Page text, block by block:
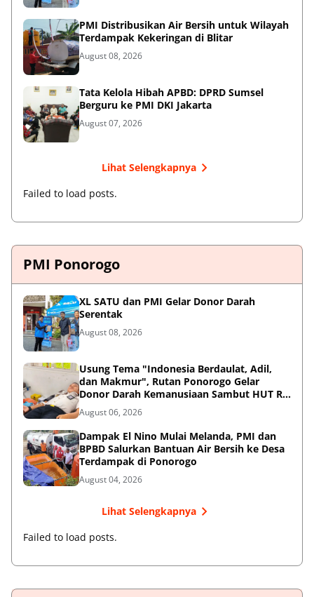
PMI Distribusikan Air Bersih untuk Wilayah
Terdampak Kekeringan di Blitar
August 08, 2026
Tata Kelola Hibah APBD: DPRD Sumsel
Berguru ke PMI DKI Jakarta
August 07, 2026
Lihat Selengkapnya
Failed to load posts.
PMI Ponorogo
XL SATU dan PMI Gelar Donor Darah
Serentak
August 08, 2026
Usung Tema "Indonesia Berdaulat, Adil,
dan Makmur", Rutan Ponorogo Gelar
Donor Darah Kemanusiaan Sambut HUT RI
ke-81
August 06, 2026
Dampak El Nino Mulai Melanda, PMI dan
BPBD Salurkan Bantuan Air Bersih ke Desa
Terdampak di Ponorogo
August 04, 2026
Lihat Selengkapnya
Failed to load posts.